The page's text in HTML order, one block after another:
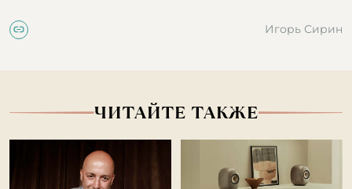
Игорь Сирин
ЧИТАЙТЕ ТАКЖЕ